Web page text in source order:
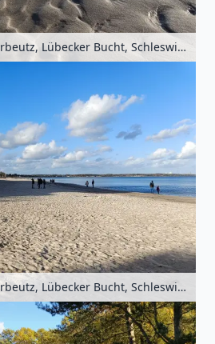
Ostseestrand in Scharbeutz, Lübecker Bucht, Schleswig-Holstein, Deutschland
Ostseestrand in Scharbeutz, Lübecker Bucht, Schleswig-Holstein, Deutschland